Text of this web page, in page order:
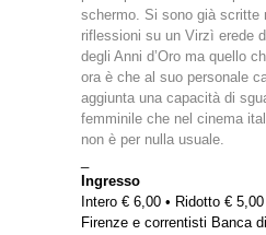
schermo. Si sono già scritte
riflessioni su un Virzì erede
degli Anni d’Oro ma quello
ora è che al suo personale
aggiunta una capacità di
femminile che nel cinema
non è per nulla usuale.
Ingresso
Intero € 6,00 • Ridotto €
Firenze e correntisti Banca